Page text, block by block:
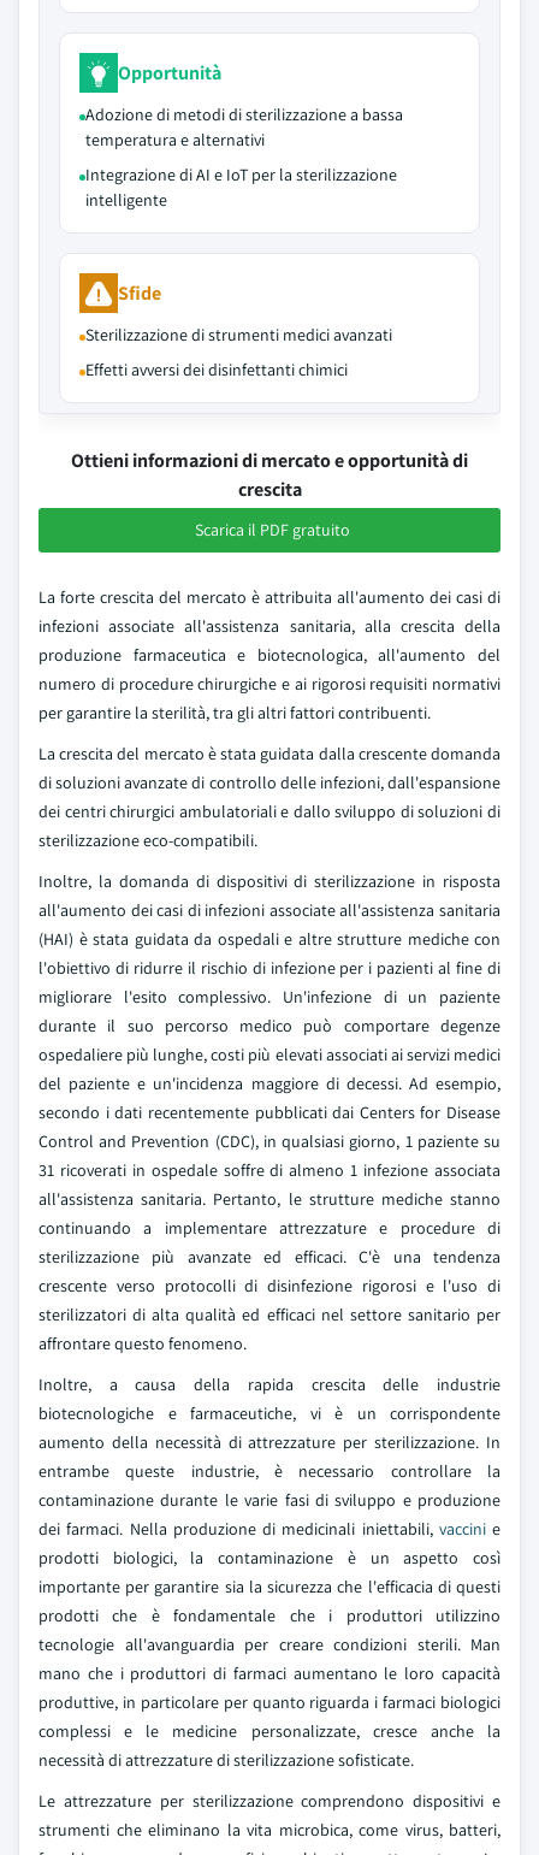
Opportunità
Adozione di metodi di sterilizzazione a bassa
temperatura e alternativi
Integrazione di AI e IoT per la sterilizzazione
intelligente
Sfide
Sterilizzazione di strumenti medici avanzati
Effetti avversi dei disinfettanti chimici
Ottieni informazioni di mercato e opportunità di
crescita
Scarica il PDF gratuito
La forte crescita del mercato è attribuita all'aumento dei casi di
infezioni associate all'assistenza sanitaria, alla crescita della
produzione farmaceutica e biotecnologica, all'aumento del
numero di procedure chirurgiche e ai rigorosi requisiti normativi
per garantire la sterilità, tra gli altri fattori contribuenti.
La crescita del mercato è stata guidata dalla crescente domanda
di soluzioni avanzate di controllo delle infezioni, dall'espansione
dei centri chirurgici ambulatoriali e dallo sviluppo di soluzioni di
sterilizzazione eco-compatibili.
Inoltre, la domanda di dispositivi di sterilizzazione in risposta
all'aumento dei casi di infezioni associate all'assistenza sanitaria
(HAI) è stata guidata da ospedali e altre strutture mediche con
l'obiettivo di ridurre il rischio di infezione per i pazienti al fine di
migliorare l'esito complessivo. Un'infezione di un paziente
durante il suo percorso medico può comportare degenze
ospedaliere più lunghe, costi più elevati associati ai servizi medici
del paziente e un'incidenza maggiore di decessi. Ad esempio,
secondo i dati recentemente pubblicati dai Centers for Disease
Control and Prevention (CDC), in qualsiasi giorno, 1 paziente su
31 ricoverati in ospedale soffre di almeno 1 infezione associata
all'assistenza sanitaria. Pertanto, le strutture mediche stanno
continuando a implementare attrezzature e procedure di
sterilizzazione più avanzate ed efficaci. C'è una tendenza
crescente verso protocolli di disinfezione rigorosi e l'uso di
sterilizzatori di alta qualità ed efficaci nel settore sanitario per
affrontare questo fenomeno.
Inoltre, a causa della rapida crescita delle industrie
biotecnologiche e farmaceutiche, vi è un corrispondente
aumento della necessità di attrezzature per sterilizzazione. In
entrambe queste industrie, è necessario controllare la
contaminazione durante le varie fasi di sviluppo e produzione
dei farmaci. Nella produzione di medicinali iniettabili, vaccinie
prodotti biologici, la contaminazione è un aspetto così
importante per garantire sia la sicurezza che l'efficacia di questi
prodotti che è fondamentale che i produttori utilizzino
tecnologie all'avanguardia per creare condizioni sterili. Man
mano che i produttori di farmaci aumentano le loro capacità
produttive, in particolare per quanto riguarda i farmaci biologici
complessi e le medicine personalizzate, cresce anche la
necessità di attrezzature di sterilizzazione sofisticate.
Le attrezzature per sterilizzazione comprendono dispositivi e
strumenti che eliminano la vita microbica, come virus, batteri,